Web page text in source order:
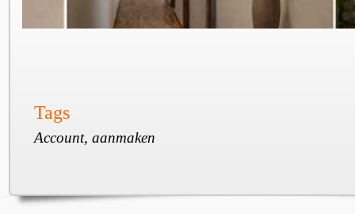
Tags
Account, aanmaken